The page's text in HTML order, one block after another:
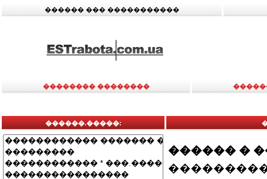
������ ��� �����������
�������� ��������
������.�����:
������ �